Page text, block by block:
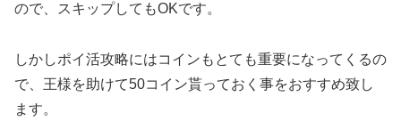
ので、スキップしてもOKです。
しかしポイ活攻略にはコインもとても重要になってくるの
で、王様を助けて50コイン貰っておく事をおすすめ致し
ます。